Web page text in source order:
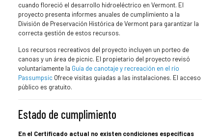
cuando floreció el desarrollo hidroeléctrico en Vermont. El
proyecto presenta informes anuales de cumplimiento a la
División de Preservación Histórica de Vermont para garantizar la
correcta gestión de estos recursos.
Los recursos recreativos del proyecto incluyen un porteo de
canoas y un área de picnic. El propietario del proyecto revisó
voluntariamente la Guía de canotaje y recreación en el río
PassumpsicOfrece visitas guiadas a las instalaciones. El acceso
público es gratuito.
Estado de cumplimiento
En el Certificado actual no existen condiciones específicas